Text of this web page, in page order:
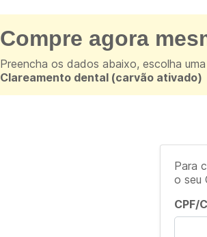
Compre agora
Preencha os dados abaixo, escolha
Clareamento dental (carvão ativado)
Para
o seu
CPF/